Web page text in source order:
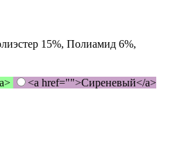
15%, Полиамид 6%,
<a href="">Сиреневый</a>